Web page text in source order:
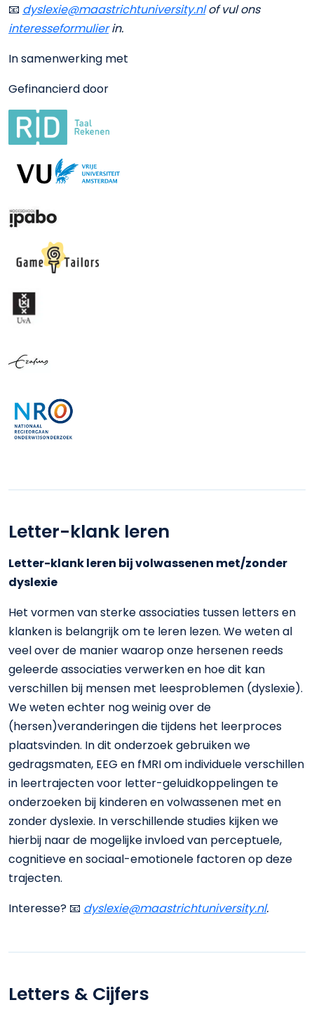
📧 dyslexie@maastrichtuniversity.nl of vul ons
interesseformulierin.
In samenwerking met
Gefinancierd door
Letter-klank leren
Letter-klank leren bij volwassenen met/zonder
dyslexie
Het vormen van sterke associaties tussen letters en
klanken is belangrijk om te leren lezen. We weten al
veel over de manier waarop onze hersenen reeds
geleerde associaties verwerken en hoe dit kan
verschillen bij mensen met leesproblemen (dyslexie).
We weten echter nog weinig over de
(hersen)veranderingen die tijdens het leerproces
plaatsvinden. In dit onderzoek gebruiken we
gedragsmaten, EEG en fMRI om individuele verschillen
in leertrajecten voor letter-geluidkoppelingen te
onderzoeken bij kinderen en volwassenen met en
zonder dyslexie. In verschillende studies kijken we
hierbij naar de mogelijke invloed van perceptuele,
cognitieve en sociaal-emotionele factoren op deze
trajecten.
Interesse? 📧 dyslexie@maastrichtuniversity.nl.
Letters & Cijfers